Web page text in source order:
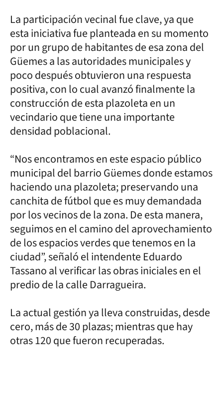
La participación vecinal fue clave, ya que
esta iniciativa fue planteada en su momento
por un grupo de habitantes de esa zona del
Güemes a las autoridades municipales y
poco después obtuvieron una respuesta
positiva, con lo cual avanzó finalmente la
construcción de esta plazoleta en un
vecindario que tiene una importante
densidad poblacional.
“Nos encontramos en este espacio público
municipal del barrio Güemes donde estamos
haciendo una plazoleta; preservando una
canchita de fútbol que es muy demandada
por los vecinos de la zona. De esta manera,
seguimos en el camino del aprovechamiento
de los espacios verdes que tenemos en la
ciudad”, señaló el intendente Eduardo
Tassano al verificar las obras iniciales en el
predio de la calle Darragueira.
La actual gestión ya lleva construidas, desde
cero, más de 30 plazas; mientras que hay
otras 120 que fueron recuperadas.